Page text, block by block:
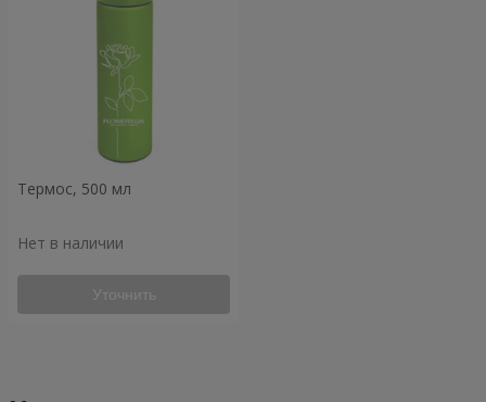
Термос, 500 мл
Нет в наличии
Уточнить